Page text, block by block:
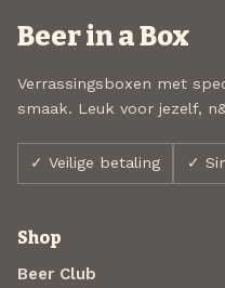
Beer in a Box
Verrassingsboxen met
smaak. Leuk voor jezelf,
✓ Veilige betaling ✓
Shop
Beer Club